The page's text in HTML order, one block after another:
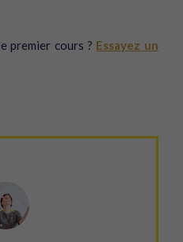
premier cours ? Essayez un